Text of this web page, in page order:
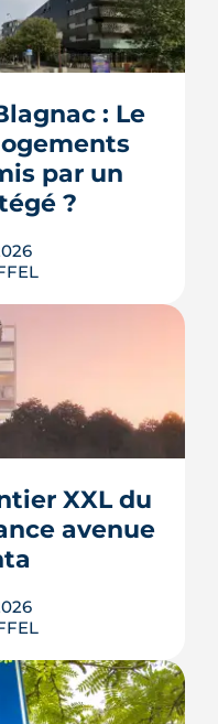
: Le
par un
?
phase de
doit livrer
à partir de
joncs, contraint
et
déjà tendu.
XXL du
avenue